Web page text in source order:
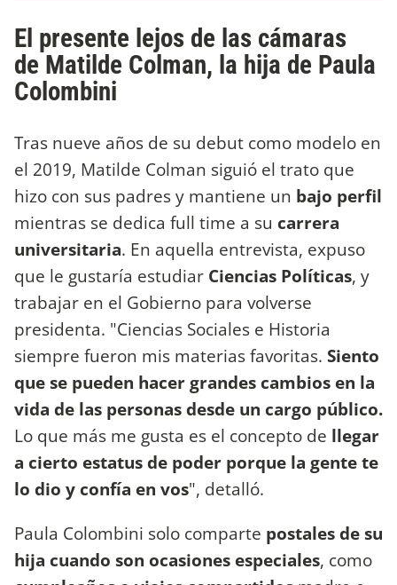
El presente lejos de las cámaras
de Matilde Colman, la hija de Paula
Colombini
Tras nueve años de su debut como modelo en
el 2019, Matilde Colman siguió el trato que
hizo con sus padres y mantiene un bajo perfil
mientras se dedica full time a su carrera
universitaria. En aquella entrevista, expuso
que le gustaría estudiar Ciencias Políticas, y
trabajar en el Gobierno para volverse
presidenta. "Ciencias Sociales e Historia
siempre fueron mis materias favoritas. Siento
que se pueden hacer grandes cambios en la
vida de las personas desde un cargo público.
Lo que más me gusta es el concepto de llegar
a cierto estatus de poder porque la gente te
lo dio y confía en vos", detalló.
Paula Colombini solo comparte postales de su
hija cuando son ocasiones especiales, como